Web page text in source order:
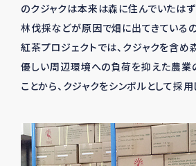
のクジャクは本来は森に住んでいたは
林伐採などが原因で畑に出てきている
紅茶プロジェクトでは、クジャクを含
優しい周辺環境への負荷を抑えた農業
ことから、クジャクをシンボルとして採用